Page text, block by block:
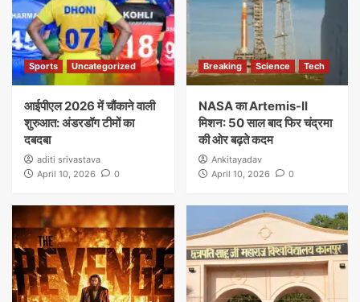
Sports Uncategorized
आईपीएल 2026 में चौंकाने वाली
शुरुआत: अंडरडॉग टीमों का
दबदबा
aditi srivastava
April 10, 2026
0
Breaking Science Tech
NASA का Artemis-II
मिशन: 50 साल बाद फिर चंद्रमा
की ओर बढ़ते कदम
Ankitayadav
April 10, 2026
0